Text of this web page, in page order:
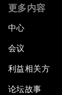
更多内容
中心
会议
利益相关方
论坛故事